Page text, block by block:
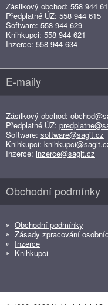
Zásilkový obchod: 558 944
Předplatné ÚZ: 558 944 615
Software: 558 944 629
Knihkupci: 558 944 621
Inzerce: 558 944 634
E-maily
Zásilkový obchod:
Předplatné ÚZ:
Software: software@sagit.cz
Knihkupci:
Inzerce: inzerce@sagit.cz
Obchodní podmínky
Obchodní podmínky
Zásady zpracování
Inzerce
Knihkupci